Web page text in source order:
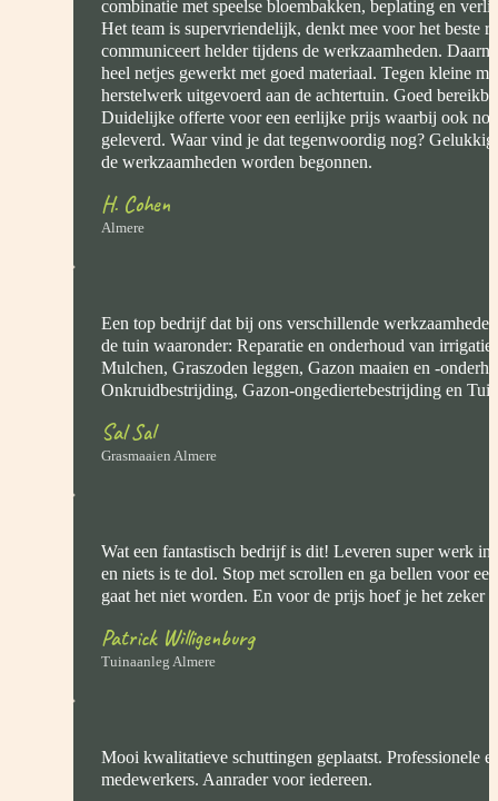
combinatie met speelse bloembakken, beplating en
Het team is supervriendelijk, denkt mee voor het beste
communiceert helder tijdens de werkzaamheden.
heel netjes gewerkt met goed materiaal. Tegen kleine
herstelwerk uitgevoerd aan de achtertuin. Goed
Duidelijke offerte voor een eerlijke prijs waarbij ook
geleverd. Waar vind je dat tegenwoordig nog?
de werkzaamheden worden begonnen.
H. Cohen
Almere
Een top bedrijf dat bij ons verschillende
de tuin waaronder: Reparatie en onderhoud van
Mulchen, Graszoden leggen, Gazon maaien en -
Onkruidbestrijding, Gazon-ongediertebestrijding en
Sal Sal
Grasmaaien Almere
Wat een fantastisch bedrijf is dit! Leveren super werk in
en niets is te dol. Stop met scrollen en ga bellen voor
gaat het niet worden. En voor de prijs hoef je het zeker
Patrick Willigenburg
Tuinaanleg Almere
Mooi kwalitatieve schuttingen geplaatst. Professionele
medewerkers. Aanrader voor iedereen.